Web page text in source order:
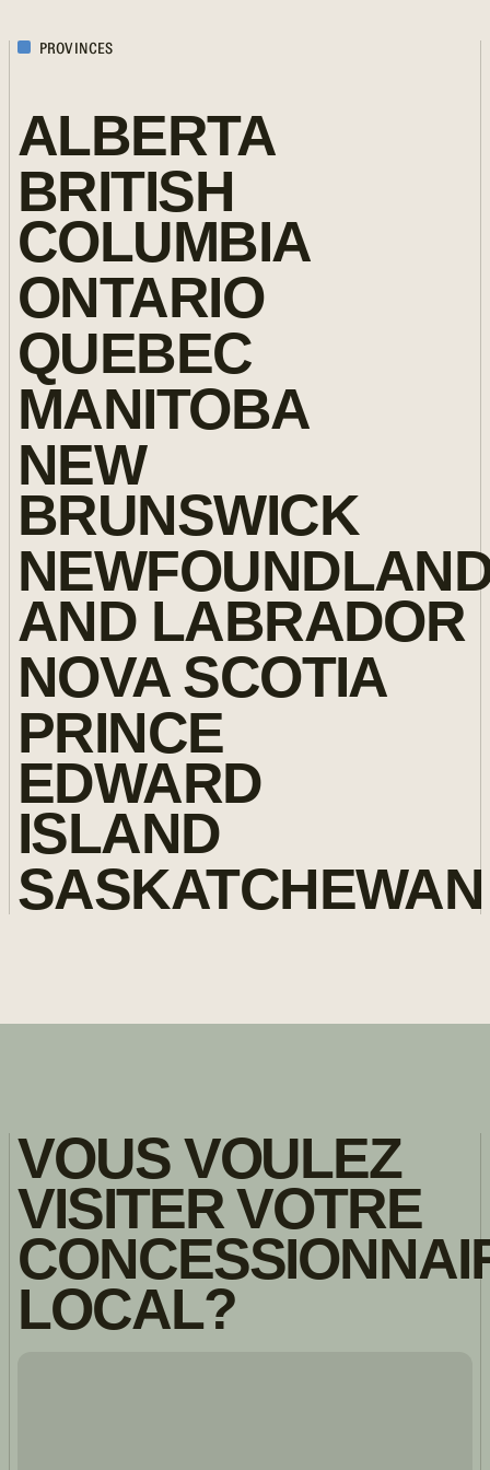
PROVINCES
ALBERTA
BRITISH
COLUMBIA
ONTARIO
QUEBEC
MANITOBA
NEW
BRUNSWICK
AND LABRADOR
NOVA SCOTIA
PRINCE
EDWARD
ISLAND
SASKATCHEWAN
VOUS VOULEZ
VISITER VOTRE
LOCAL?